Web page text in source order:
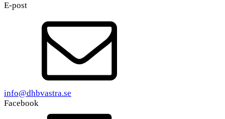
E-post
info@dhbvastra.se
Facebook